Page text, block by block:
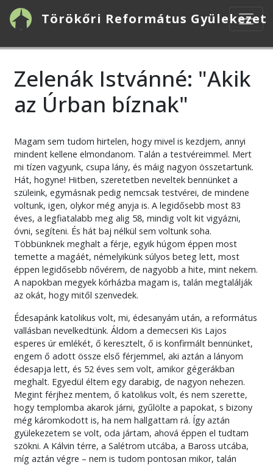
Ugrás
tartalomra
Törökőri Református Gyülekezet
Zelenák Istvánné: "Akik
az Úrban bíznak"
Magam sem tudom hirtelen, hogy mivel is kezdjem, annyi
mindent kellene elmondanom. Talán a testvéreimmel. Mert
mi tízen vagyunk, csupa lány, és máig nagyon összetartunk.
Hát, hogyne! Hitben, szeretetben neveltek bennünket a
szüleink, egymásnak pedig nemcsak testvérei, de mindene
voltunk, igen, olykor még anyja is. A legidősebb most 83
éves, a legfiatalabb meg alig 58, mindig volt kit vigyázni,
óvni, segíteni. És hát baj nélkül sem voltunk soha.
Többünknek meghalt a férje, egyik húgom éppen most
temette a magáét, némelyikünk súlyos beteg lett, most
éppen legidősebb nővérem, de nagyobb a hite, mint nekem.
A napokban megyek kórházba magam is, talán megtalálják
az okát, hogy mitől szenvedek.
Édesapánk katolikus volt, mi, édesanyám után, a református
vallásban nevelkedtünk. Áldom a demecseri Kis Lajos
esperes úr emlékét, ő keresztelt, ő is konfirmált bennünket,
engem ő adott össze első férjemmel, aki aztán a lányom
édesapja lett, és 52 éves sem volt, amikor gégerákban
meghalt. Egyedül éltem egy darabig, de nagyon nehezen.
Megint férjhez mentem, ő katolikus volt, és nem szerette,
hogy templomba akarok járni, gyűlölte a papokat, s bizony
még káromkodott is, ha nem hallgattam rá. Így aztán
gyülekezetem se volt, oda jártam, ahová éppen el tudtam
szökni. A Kálvin térre, a Salétrom utcába, a Baross utcába,
míg aztán végre – nem is tudom pontosan mikor, talán